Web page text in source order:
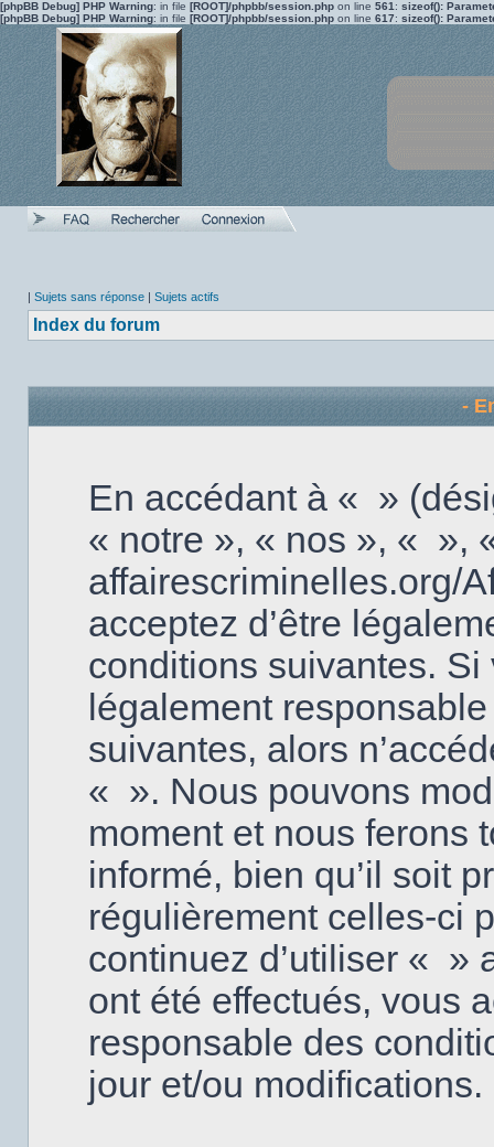
[phpBB Debug] PHP Warning: in file [ROOT]/phpbb/session.php on line 561 : sizeof():
[phpBB Debug] PHP Warning: in file [ROOT]/phpbb/session.php on line 617: sizeof():
| Sujets sans réponse | Sujets actifs
Index du forum
-
En accédant à « »
« notre », « nos », « »,
affairescriminelles.org/
acceptez d’être
conditions suivantes. Si
légalement
suivantes, alors
« ». Nous pouvons
moment et nous ferons
informé, bien qu’il soit
régulièrement celles-ci
continuez d’utiliser « »
ont été effectués, vous
responsable des
jour et/ou modifications.